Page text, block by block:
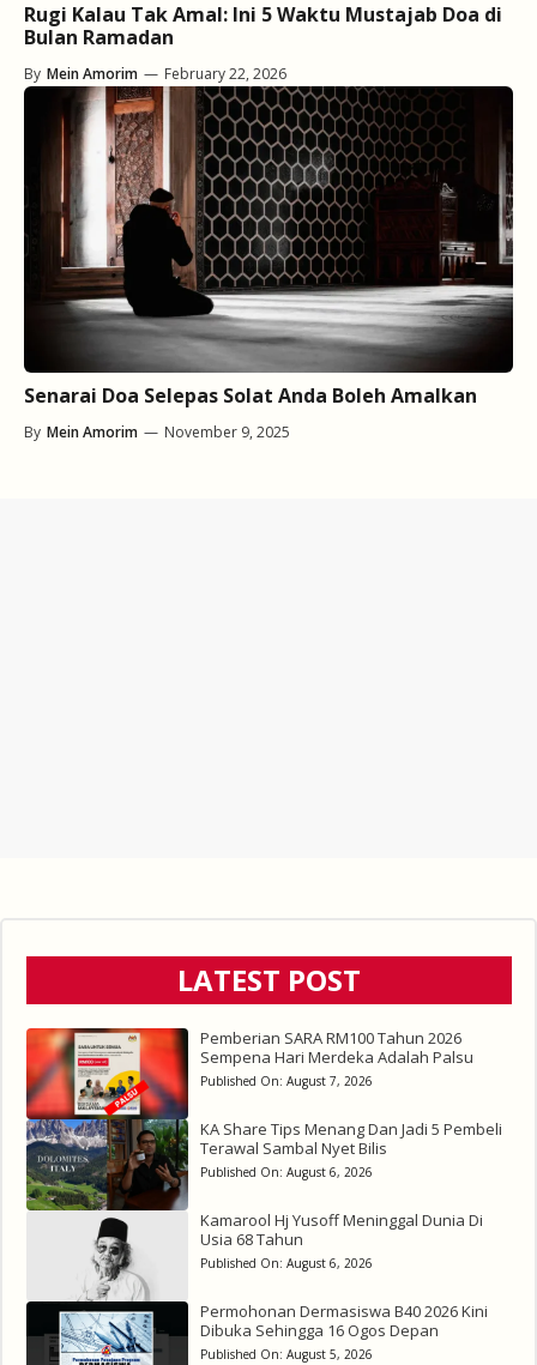
Rugi Kalau Tak Amal: Ini 5 Waktu Mustajab Doa di
Bulan Ramadan
By Mein Amorim — February 22, 2026
Senarai Doa Selepas Solat Anda Boleh Amalkan
By Mein Amorim — November 9, 2025
LATEST POST
Pemberian SARA RM100 Tahun 2026
Sempena Hari Merdeka Adalah Palsu
Published On: August 7, 2026
KA Share Tips Menang Dan Jadi 5 Pembeli
Terawal Sambal Nyet Bilis
Published On: August 6, 2026
Kamarool Hj Yusoff Meninggal Dunia Di
Usia 68 Tahun
Published On: August 6, 2026
Permohonan Dermasiswa B40 2026 Kini
Dibuka Sehingga 16 Ogos Depan
Published On: August 5, 2026